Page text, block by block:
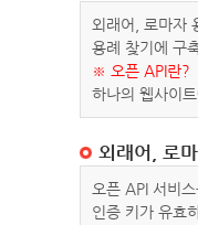
외래어, 로마자
용례 찾기에 구
※ 오픈 API란?
하나의 웹사이
외래어, 로
오픈 API 서비
인증 키가 유효